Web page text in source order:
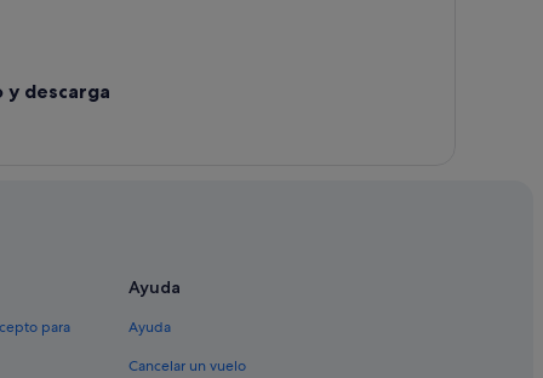
y descarga
para
Ayuda
Ayuda
Cancelar un vuelo